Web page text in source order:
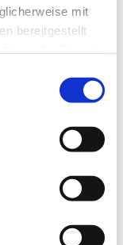
mit
bereitgestellt